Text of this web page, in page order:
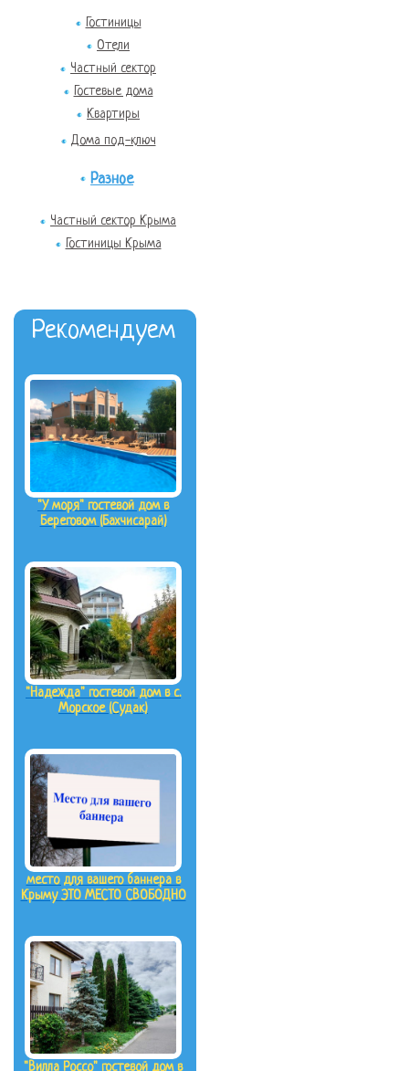
Гостиницы
Отели
Частный сектор
Гостевые дома
Квартиры
Дома под-ключ
Разное
Частный сектор Крыма
Гостиницы Крыма
Рекомендуем
"У моря" гостевой дом в
Береговом (Бахчисарай)
"Надежда" гостевой дом в с.
Морское (Судак)
место для вашего баннера в
Крыму ЭТО МЕСТО СВОБОДНО
"Вилла Россо" гостевой дом в